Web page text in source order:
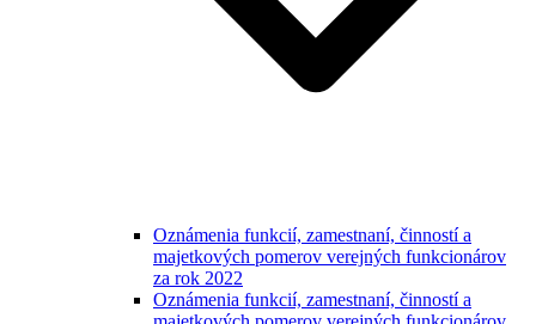
Oznámenia funkcií, zamestnaní, činností a
majetkových pomerov verejných funkcionárov
za rok 2022
Oznámenia funkcií, zamestnaní, činností a